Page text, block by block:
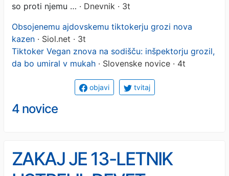
so proti njemu … · Dnevnik · 3t
Obsojenemu ajdovskemu tiktokerju grozi nova
kazen · Siol.net · 3t
Tiktoker Vegan znova na sodišču: inšpektorju grozil,
da bo umiral v mukah · Slovenske novice · 4t
objavi tvitaj
4 novice
ZAKAJ JE 13-LETNIK